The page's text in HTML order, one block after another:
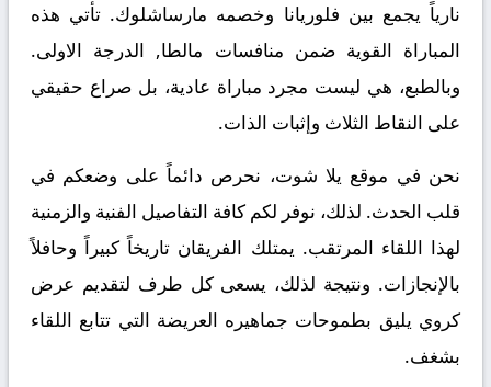
نارياً يجمع بين فلوريانا وخصمه مارساشلوك. تأتي هذه
المباراة القوية ضمن منافسات مالطا, الدرجة الاولى.
وبالطبع، هي ليست مجرد مباراة عادية، بل صراع حقيقي
على النقاط الثلاث وإثبات الذات.
نحن في موقع يلا شوت، نحرص دائماً على وضعكم في
قلب الحدث. لذلك، نوفر لكم كافة التفاصيل الفنية والزمنية
لهذا اللقاء المرتقب. يمتلك الفريقان تاريخاً كبيراً وحافلاً
بالإنجازات. ونتيجة لذلك، يسعى كل طرف لتقديم عرض
كروي يليق بطموحات جماهيره العريضة التي تتابع اللقاء
بشغف.